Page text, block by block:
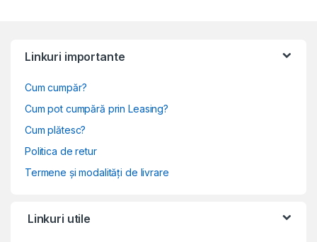
Linkuri importante
Cum cumpăr?
Cum pot cumpără prin Leasing?
Cum plătesc?
Politica de retur
Termene și modalități de livrare
Linkuri utile